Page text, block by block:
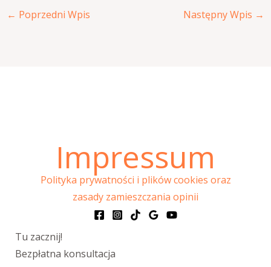
← Poprzedni Wpis Następny Wpis →
Impressum
Polityka prywatności i plików cookies oraz
zasady zamieszczania opinii
Tu zacznij!
Bezpłatna konsultacja